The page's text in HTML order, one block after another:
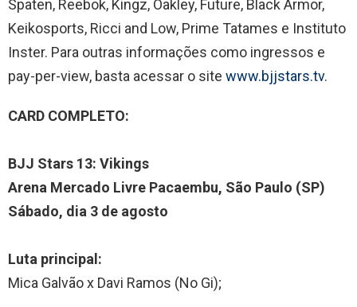
Spaten, Reebok, Kingz, Oakley, Future, Black Armor,
Keikosports, Ricci and Low, Prime Tatames e Instituto
Inster. Para outras informações como ingressos e
pay-per-view, basta acessar o site www.bjjstars.tv.
CARD COMPLETO:
BJJ Stars 13: Vikings
Arena Mercado Livre Pacaembu, São Paulo (SP)
Sábado, dia 3 de agosto
Luta principal:
Mica Galvão x Davi Ramos (No Gi);